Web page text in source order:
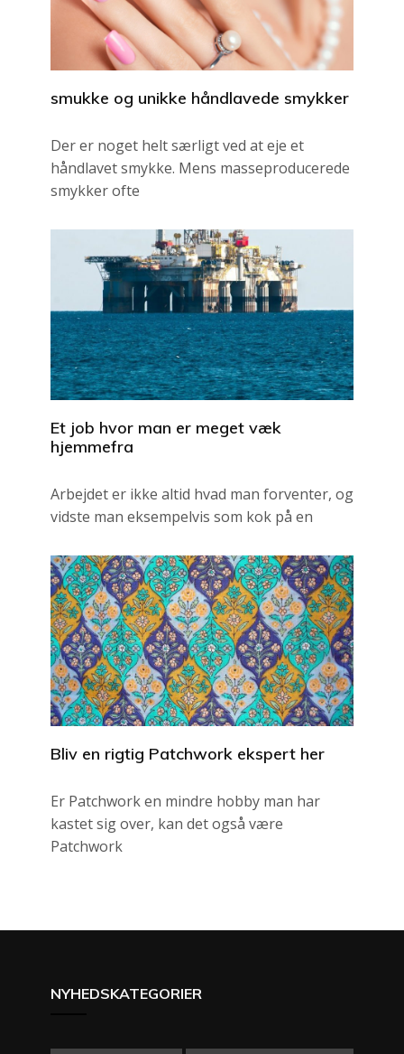
smukke og unikke håndlavede smykker
Der er noget helt særligt ved at eje et
håndlavet smykke. Mens masseproducerede
smykker ofte
Et job hvor man er meget væk
hjemmefra
Arbejdet er ikke altid hvad man forventer, og
vidste man eksempelvis som kok på en
Bliv en rigtig Patchwork ekspert her
Er Patchwork en mindre hobby man har
kastet sig over, kan det også være
Patchwork
NYHEDSKATEGORIER